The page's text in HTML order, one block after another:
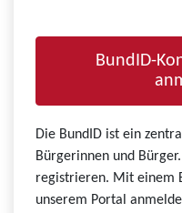
BundID-
Die BundID ist ein
Bürgerinnen und
registrieren. Mit einem
unserem Portal